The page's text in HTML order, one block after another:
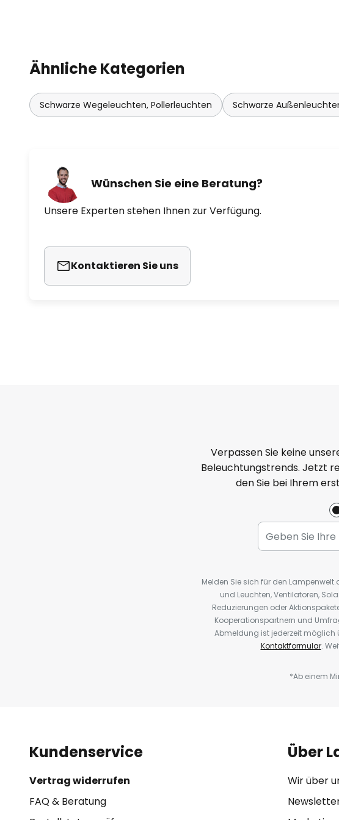
Ähnliche Kategorien
Schwarze Wegeleuchten, Pollerleuchten Schwarze
Wünschen Sie eine Beratung?
Unsere Experten stehen Ihnen zur Verfügung.
Kontaktieren Sie uns
Verpassen Sie keine
Beleuchtungstrends. Jetzt
den Sie bei Ihrem
Melden Sie sich für den
und Leuchten, Ventilatoren,
Reduzierungen oder
Kooperationspartnern und
Abmeldung ist jederzeit möglich
Kontaktformular.
*Ab einem
Kundenservice
Vertrag widerrufen
FAQ & Beratung
Über
Wir über